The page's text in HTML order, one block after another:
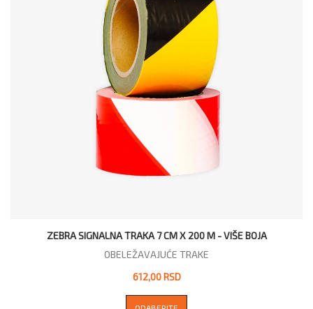
ZEBRA SIGNALNA TRAKA 7 CM X 200 M - VIŠE BOJA
OBELEŽAVAJUĆE TRAKE
612,00 RSD